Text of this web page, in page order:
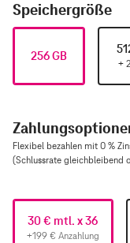
Speichergröße
256 GB
+
Flexibel bezahlen mit 0 %
(Schlussrate gleichbleibend
30 € mtl. x 36
+199 € Anzahlung